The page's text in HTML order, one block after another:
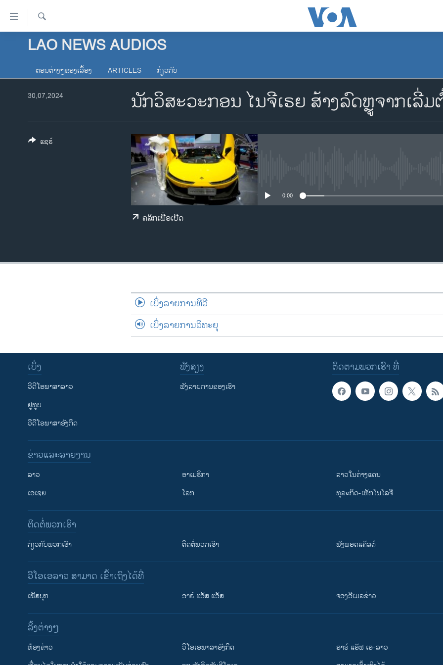
ລິ້ງ
ສຳຫລັບ
ຂ້າມ
ໂຮມເພຈ
ອາເມຣິກາ
ການເລືອກຕັ້ງ ປະທານາທີບໍດີ ສະຫະລັດ
ຂ່າວ​ຈີນ
ພາສາອັງກິດ
ຕິດຕາມພວກເຮົາ ທີ່
ຄົ້ນຫາ
LAO NEWS AUDIOS
ຕອນຕ່າງໆຂອງເລື້ອງ ARTICLES ກ່ຽວກັບ
ນັກ​ວິ​ສະ​ວະ​ກອນ ໄນ​ຈີ​ເຣຍ ສ້າ​ງ​ລົດຫຼູ​ຈາກເລີ່ມ​
30,07,2024
0:00
ຄລິກເພື່ອເປີດ
ແຊຣ໌
ເບິ່ງລາຍການທີວີ
ເບິ່ງລາຍການວິທະຍຸ
ຕິດຕາມພວກເຮົາ ທີ່
ເບິ່ງ
ວີດີໂອພາສາລາວ
ຢູທູບ
ວີດີໂອພາສາອັງກິດ
ຟັງສຽງ
ຟັງລາຍການຂອງເຮົາ
ຂ່າວແລະລາຍງານ
ລາວ
ເອເຊຍ
ອາເມຣິກາ
ໂລກ
ລາວໃນຕ່າງແດນ
ທຸລະກິດ-ເທັກໂນໂລຈີ
ຕິດຕໍ່ພວກເຮົາ
ກ່ຽວກັບພວກເຮົາ ຕິດຕໍ່ພວກເຮົາ ຟັງພອດແຄັສຕ໌
ວີໂອເອລາວ ສາມາດ ເຂົ້າເຖິງໄດ້ທີ່
ເຟັສບຸກ ອາຣ໌ ແອັສ ແອັສ ຈອງອີເມລຂ່າວ
​ລິ້ງ​ຕ່າງໆ
​ຫ້ອງ​ຂ່າວ
ວີ​ໂອ​ເອ​ພາ​ສາ​ອັງ​ກິດ
ອາຣ໌ ແອັຟ ເອ-ລາວ